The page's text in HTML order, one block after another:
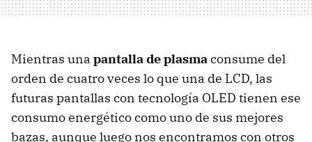
Mientras una pantalla de plasmaconsume del
orden de cuatro veces lo que una de LCD, las
futuras pantallas con tecnología OLED tienen ese
consumo energético como uno de sus mejores
bazas, aunque luego nos encontramos con otros